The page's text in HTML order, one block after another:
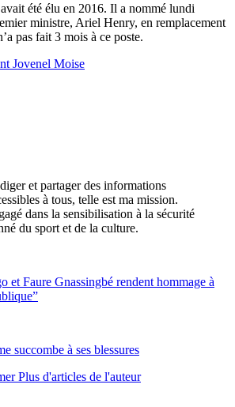
été élu en 2016. Il a nommé lundi
ministre, Ariel Henry, en remplacement
pas fait 3 mois à ce poste.
Jovenel Moise
et partager des informations
à tous, telle est ma mission.
dans la sensibilisation à la sécurité
du sport et de la culture.
et Faure Gnassingbé rendent hommage à
succombe à ses blessures
Plus d'articles de l'auteur